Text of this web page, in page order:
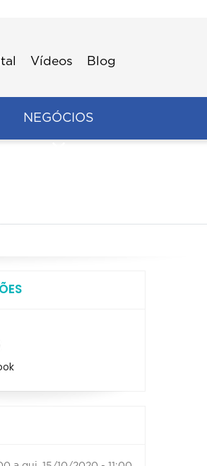
Vídeos Blog
NEGÓCIOS